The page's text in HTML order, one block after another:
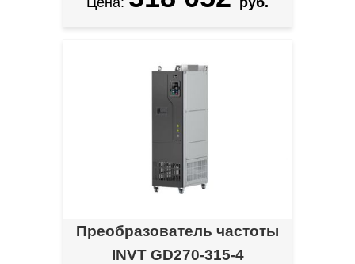
Преобразователь частоты
INVT GD270-315-4